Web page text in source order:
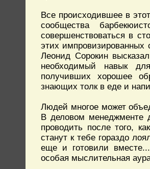
Все происходившее в
сообщества
совершенствоваться в
этих импровизированных
Леонид Сорокин
необходимый навык
получивших хорошее
знающих толк в еде и
Людей многое может
В деловом менеджменте
проводить после того,
станут к тебе гораздо
еще и готовили
особая мыслительная